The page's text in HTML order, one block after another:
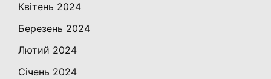
Квітень 2024
Березень 2024
Лютий 2024
Січень 2024